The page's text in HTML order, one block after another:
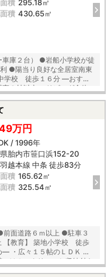
積 295.18㎡
積 430.65㎡
庫２台） ●岩船小学校が徒
●陽当り良好な全居室南東
８帖以上 ・リビング全体
も便利
万円
/ 1996年
胎内市笹口浜152-20
羽越本線 中条 徒歩83分
積 165.62㎡
積 325.54㎡
面道路６ｍ以上 ●駐車３
はホスクリーンと収納付き